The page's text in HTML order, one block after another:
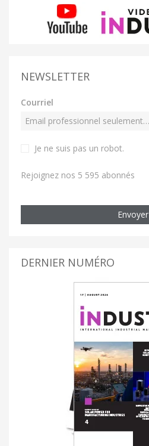
NEWSLETTER
Courriel
Je ne suis pas un robot.
Rejoignez nos 5 595 abonnés
Envoyer
DERNIER NUMÉRO